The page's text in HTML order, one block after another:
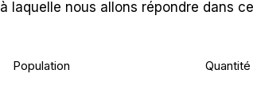
à laquelle nous allons répondre dans
Population